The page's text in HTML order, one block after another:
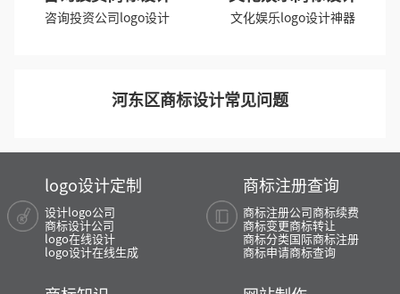
咨询投资公司logo设计 文化娱乐logo设计神器
河东区商标设计常见问题
logo设计定制
设计logo公司
商标设计公司
logo在线设计
logo设计在线生成
商标注册查询
商标注册公司商标续费
商标变更商标转让
商标分类国际商标注册
商标申请商标查询